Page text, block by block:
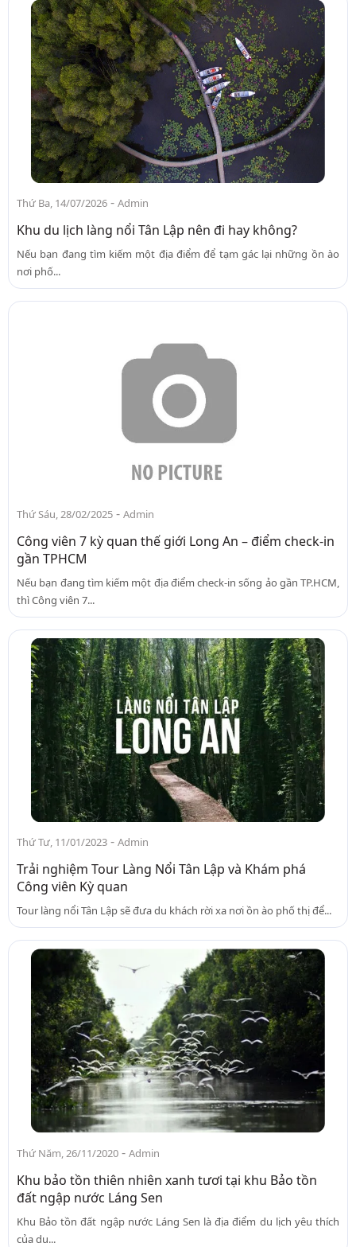
Thứ Ba, 14/07/2026 - Admin
Khu du lịch làng nổi Tân Lập nên đi hay không?
Nếu bạn đang tìm kiếm một địa điểm để tạm gác lại những ồn ào
nơi phố...
Thứ Sáu, 28/02/2025 - Admin
Công viên 7 kỳ quan thế giới Long An – điểm check-in
gần TPHCM
Nếu bạn đang tìm kiếm một địa điểm check-in sống ảo gần TP.HCM,
thì Công viên 7...
Thứ Tư, 11/01/2023 - Admin
Trải nghiệm Tour Làng Nổi Tân Lập và Khám phá
Công viên Kỳ quan
Tour làng nổi Tân Lập sẽ đưa du khách rời xa nơi ồn ào phố thị để...
Thứ Năm, 26/11/2020 - Admin
Khu bảo tồn thiên nhiên xanh tươi tại khu Bảo tồn
đất ngập nước Láng Sen
Khu Bảo tồn đất ngập nước Láng Sen là địa điểm du lịch yêu thích
của du...